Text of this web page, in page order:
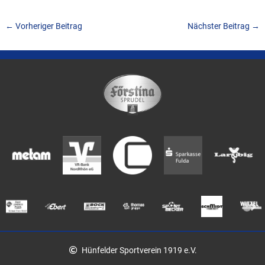
← Vorheriger Beitrag Nächster Beitrag →
Hünfelder Sportverein 1919 e.V.